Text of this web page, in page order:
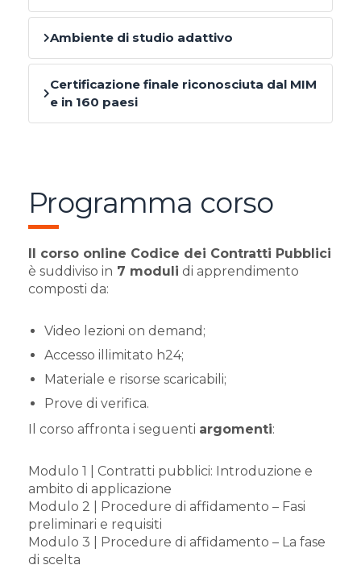
Ambiente di studio adattivo
Certificazione finale riconosciuta dal MIM
e in 160 paesi
Programma corso
Il corso online Codice dei Contratti Pubblici
è suddiviso in 7 moduli di apprendimento
composti da:
Video lezioni on demand;
Accesso illimitato h24;
Materiale e risorse scaricabili;
Prove di verifica.
Il corso affronta i seguenti argomenti:
Modulo 1 | Contratti pubblici: Introduzione e
ambito di applicazione
Modulo 2 | Procedure di affidamento – Fasi
preliminari e requisiti
Modulo 3 | Procedure di affidamento – La fase
di scelta